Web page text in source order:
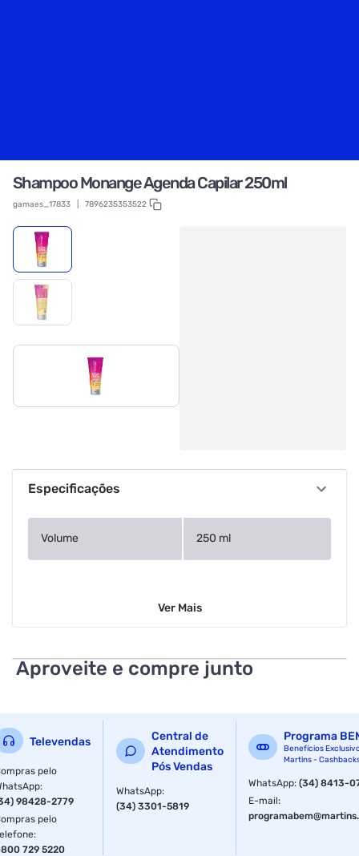
Shampoo Monange Agenda Capilar 250ml
gamaes_17833 7896235353522
Especificações
Volume 250 ml
Ver Mais
Aproveite e compre junto
Televendas
pelo
:
98428-2779
pelo
:
729 5220
Central de
Atendimento
Pós Vendas
WhatsApp:
(34) 3301-5819
Programa
Benefícios
Martins -
WhatsApp:(34) 8413-
E-mail: